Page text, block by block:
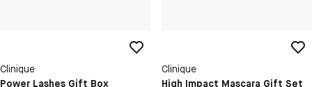
Clinique
Power Lashes Gift Box
Clinique
High Impact Mascara Gift Set